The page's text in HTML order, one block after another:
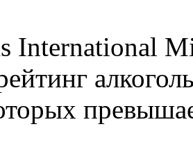
International